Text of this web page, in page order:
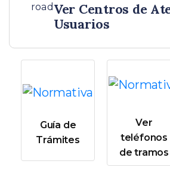
road Ver Centros de
Usuarios
Guía de
Trámites
Ver
teléfonos
de tramos